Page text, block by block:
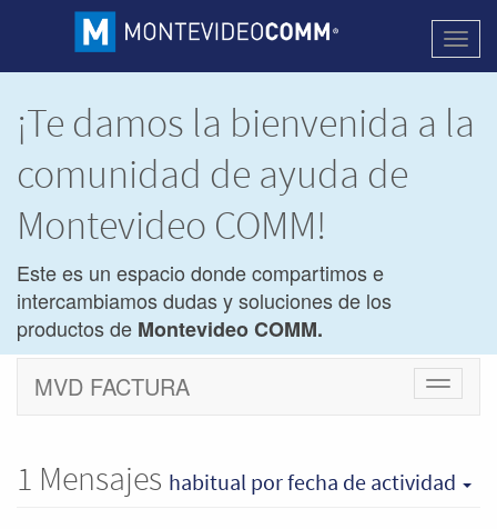
¡Te damos la bienvenida a la
comunidad de ayuda de
Montevideo COMM!
Este es un espacio donde compartimos e
intercambiamos dudas y soluciones de los
productos de Montevideo COMM.
Cambiar
MVD FACTURA
1 Mensajes habitual por fecha de actividad